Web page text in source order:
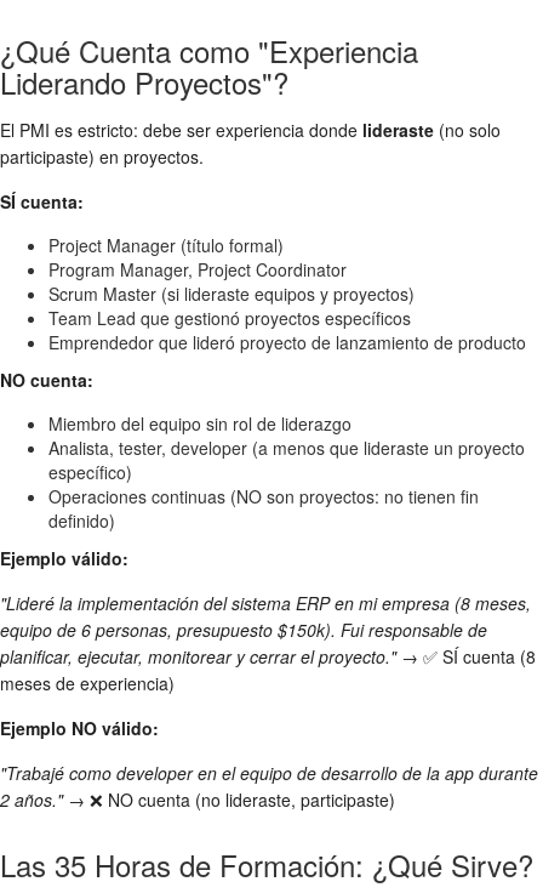
¿Qué Cuenta como "Experiencia
Liderando Proyectos"?
El PMI es estricto: debe ser experiencia donde lideraste (no solo
participaste) en proyectos.
SÍ cuenta:
Project Manager (título formal)
Program Manager, Project Coordinator
Scrum Master (si lideraste equipos y proyectos)
Team Lead que gestionó proyectos específicos
Emprendedor que lideró proyecto de lanzamiento de producto
NO cuenta:
Miembro del equipo sin rol de liderazgo
Analista, tester, developer (a menos que lideraste un proyecto
específico)
Operaciones continuas (NO son proyectos: no tienen fin
definido)
Ejemplo válido:
"Lideré la implementación del sistema ERP en mi empresa (8 meses,
equipo de 6 personas, presupuesto $150k). Fui responsable de
planificar, ejecutar, monitorear y cerrar el proyecto."→ ✅ SÍ cuenta (8
meses de experiencia)
Ejemplo NO válido:
"Trabajé como developer en el equipo de desarrollo de la app durante
2 años."→ ❌ NO cuenta (no lideraste, participaste)
Las 35 Horas de Formación: ¿Qué Sirve?